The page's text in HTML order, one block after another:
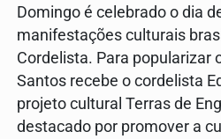
Domingo é celebrado o dia
manifestações culturais
Cordelista. Para popularizar
Santos recebe o cordelista
projeto cultural Terras de
destacado por promover a